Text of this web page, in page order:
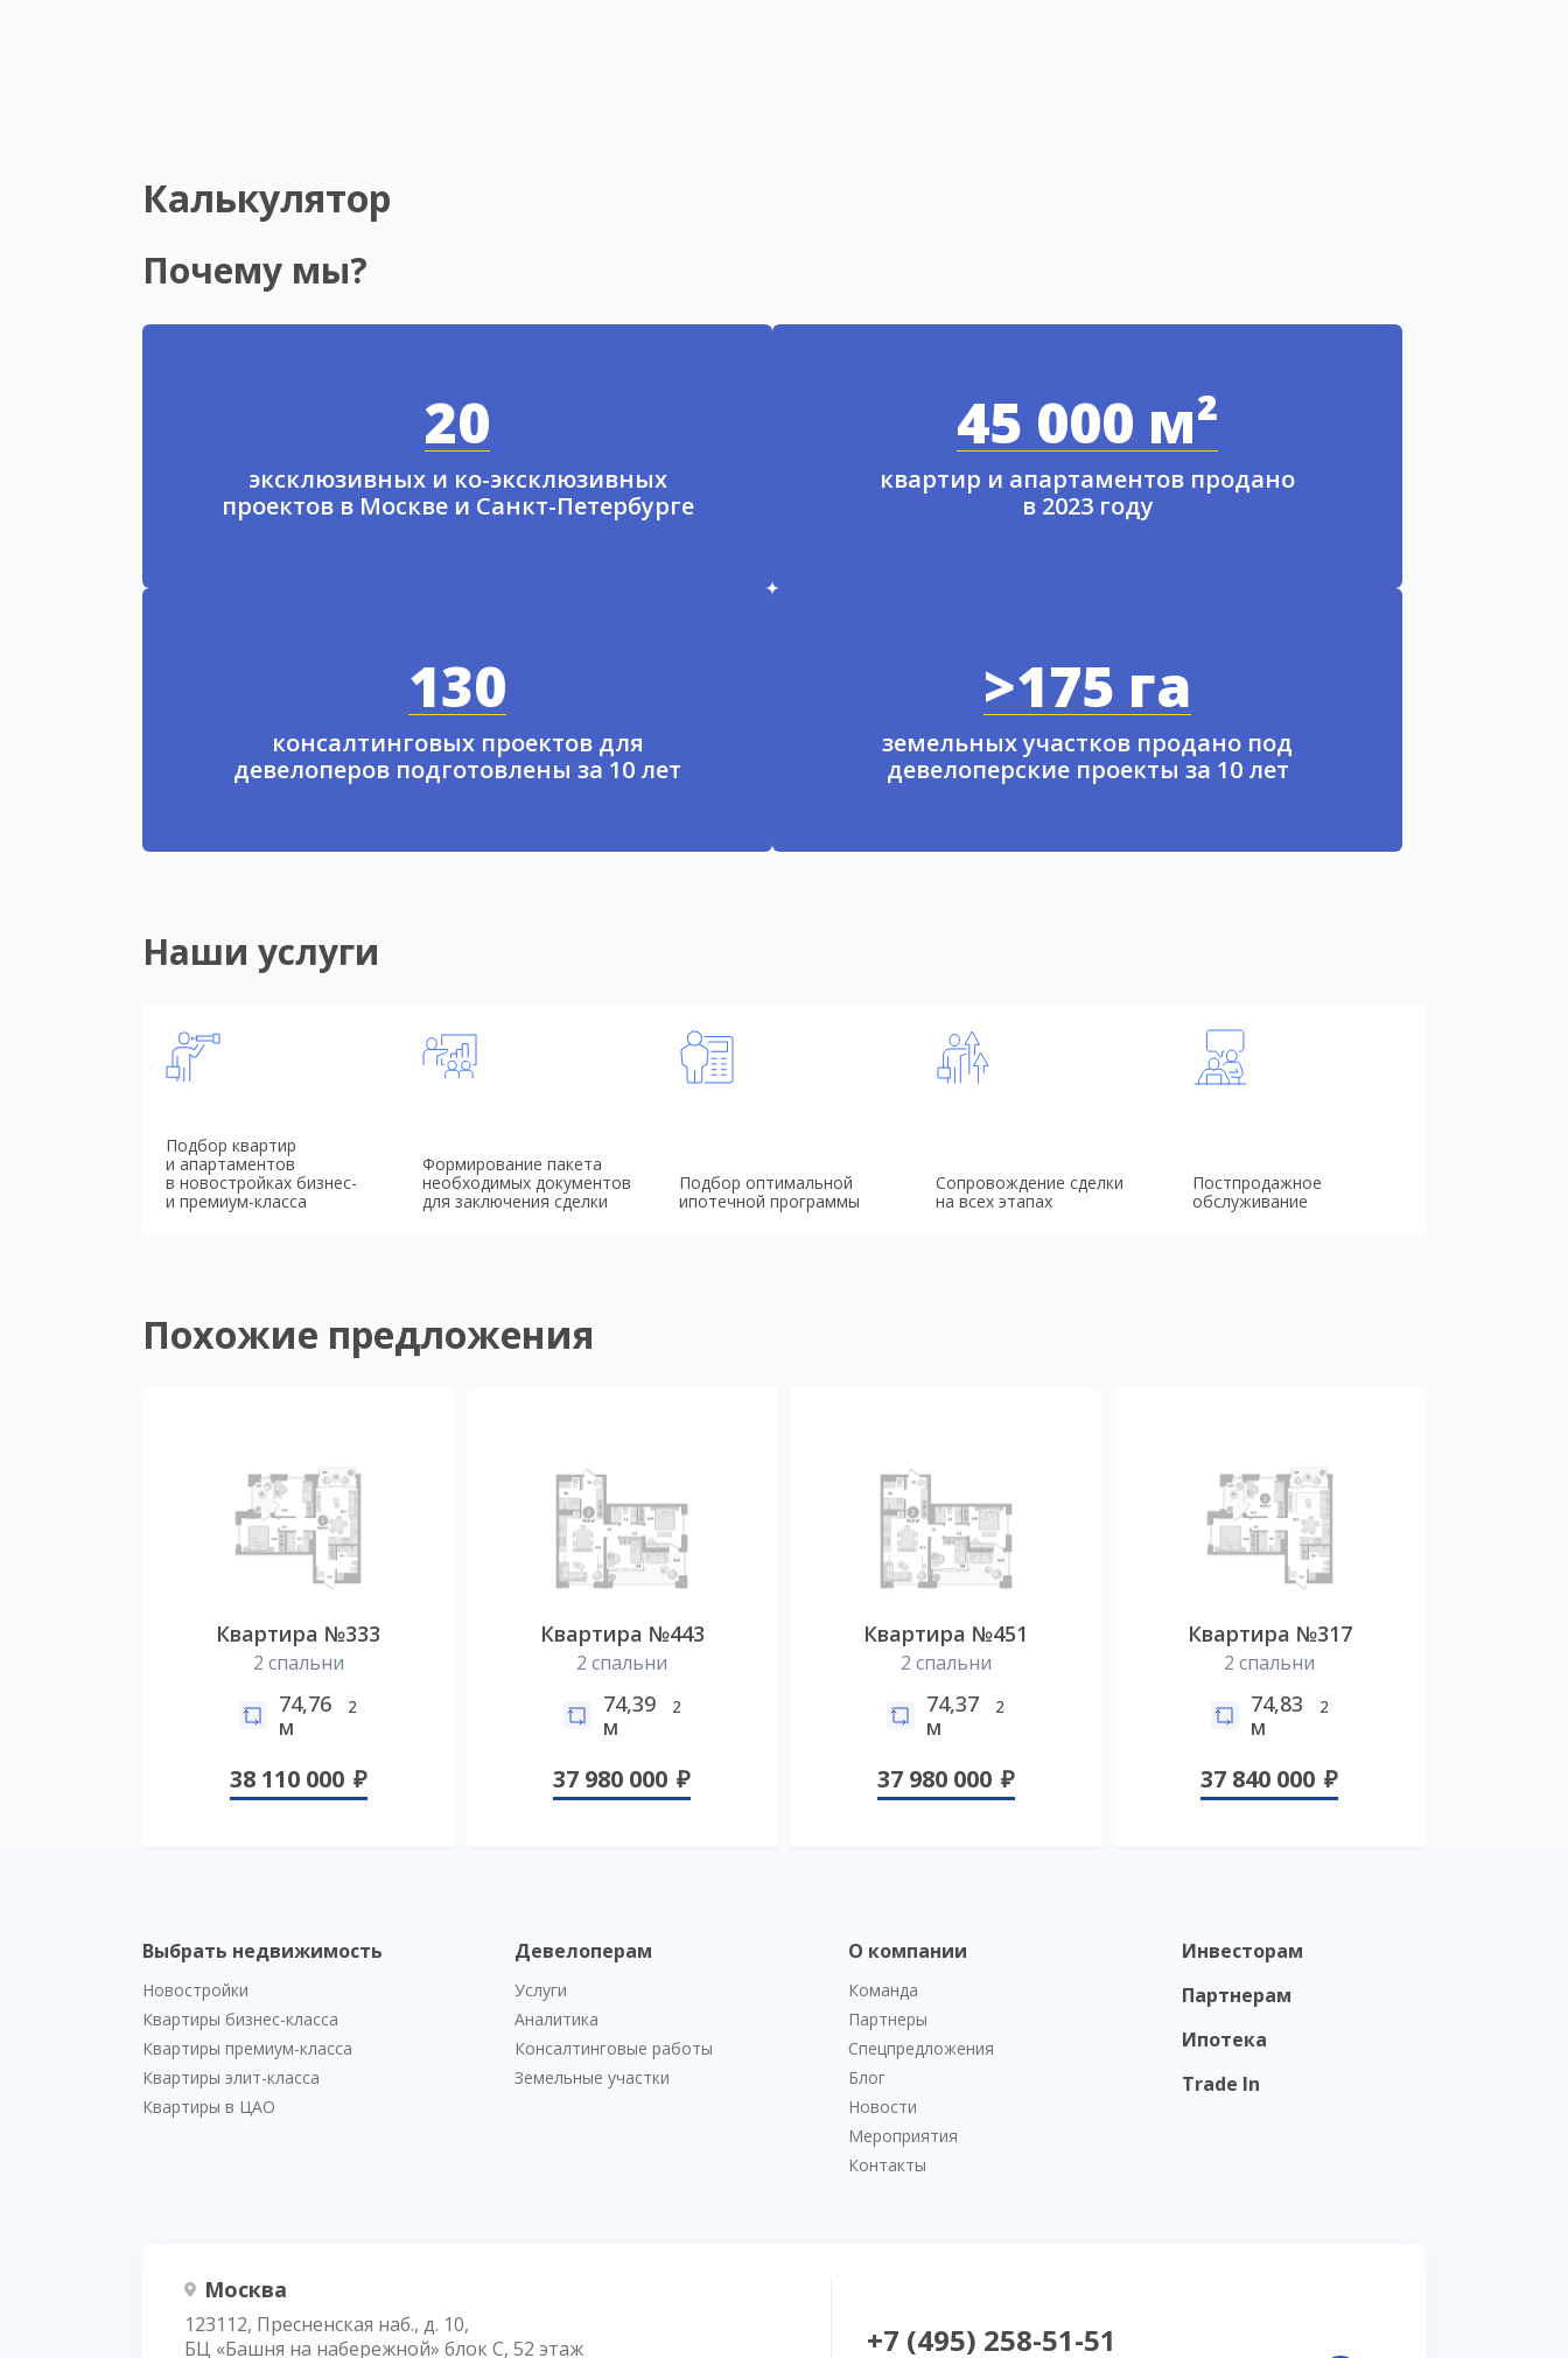
Калькулятор
Почему мы?
20
эксклюзивных и ко-эксклюзивных
проектов в Москве и Санкт-Петербурге
45 000 м²
квартир и апартаментов продано
в 2023 году
130
консалтинговых проектов для
девелоперов подготовлены за 10 лет
>175 га
земельных участков продано под
девелоперские проекты за 10 лет
Наши услуги
Подбор квартир
и апартаментов
в новостройках бизнес-
и премиум-класса
Формирование пакета
необходимых документов
для заключения сделки
Подбор оптимальной
ипотечной программы
Сопровождение сделки
на всех этапах
Постпродажное
обслуживание
Похожие предложения
Квартира №333
2 спальни
74,76
м
2
38 110 000
Квартира №443
2 спальни
74,39
м
2
37 980 000
Квартира №451
2 спальни
74,37
м
2
37 980 000
Квартира №317
2 спальни
74,83
м
2
37 840 000
Выбрать недвижимость
Новостройки
Квартиры бизнес-класса
Квартиры премиум-класса
Квартиры элит-класса
Квартиры в ЦАО
Девелоперам
Услуги
Аналитика
Консалтинговые работы
Земельные участки
О компании
Команда
Партнеры
Спецпредложения
Блог
Новости
Мероприятия
Контакты
Инвесторам
Партнерам
Ипотека
Trade In
Москва
123112, Пресненская наб., д. 10,
БЦ «Башня на набережной» блок С, 52 этаж
+7 (495) 258-51-51